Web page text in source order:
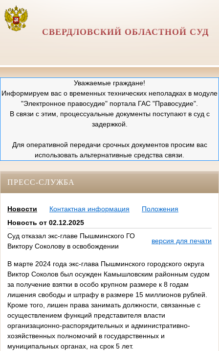
СВЕРДЛОВСКИЙ ОБЛАСТНОЙ СУД
Уважаемые граждане!
Информируем вас о временных технических неполадках в модуле
"Электронное правосудие" портала ГАС "Правосудие".
В связи с этим, процессуальные документы поступают в суд с
задержкой.
Для оперативной передачи срочных документов просим вас
использовать альтернативные средства связи.
ПРЕСС-СЛУЖБА
Новости Контактная информация
Положения
Новость от 02.12.2025
Суд отказал экс-главе Пышминского ГО
Виктору Соколову в освобождении
версия для печати
В марте 2024 года экс-глава Пышминского городского округа
Виктор Соколов был осужден Камышловским районным судом
за получение взятки в особо крупном размере к 8 годам
лишения свободы и штрафу в размере 15 миллионов рублей.
Кроме того, лишен права занимать должности, связанные с
осуществлением функций представителя власти
организационно-распорядительных и административно-
хозяйственных полномочий в государственных и
муниципальных органах, на срок 5 лет.